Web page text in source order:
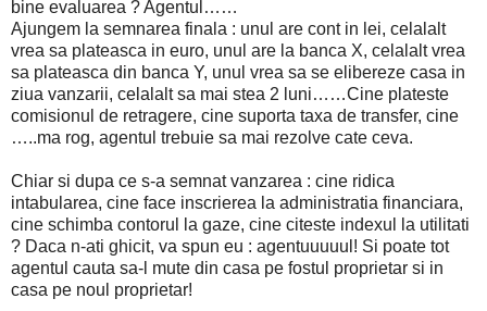
bine evaluarea ? Agentul……
Ajungem la semnarea finala : unul are cont in lei, celalalt
vrea sa plateasca in euro, unul are la banca X, celalalt vrea
sa plateasca din banca Y, unul vrea sa se elibereze casa in
ziua vanzarii, celalalt sa mai stea 2 luni……Cine plateste
comisionul de retragere, cine suporta taxa de transfer, cine
…..ma rog, agentul trebuie sa mai rezolve cate ceva.
Chiar si dupa ce s-a semnat vanzarea : cine ridica
intabularea, cine face inscrierea la administratia financiara,
cine schimba contorul la gaze, cine citeste indexul la utilitati
? Daca n-ati ghicit, va spun eu : agentuuuuul! Si poate tot
agentul cauta sa-l mute din casa pe fostul proprietar si in
casa pe noul proprietar!